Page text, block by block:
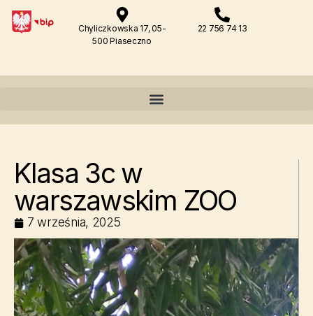
Chyliczkowska 17, 05-
500 Piaseczno
22 756 74 13
Klasa 3c w
warszawskim ZOO
7 września, 2025